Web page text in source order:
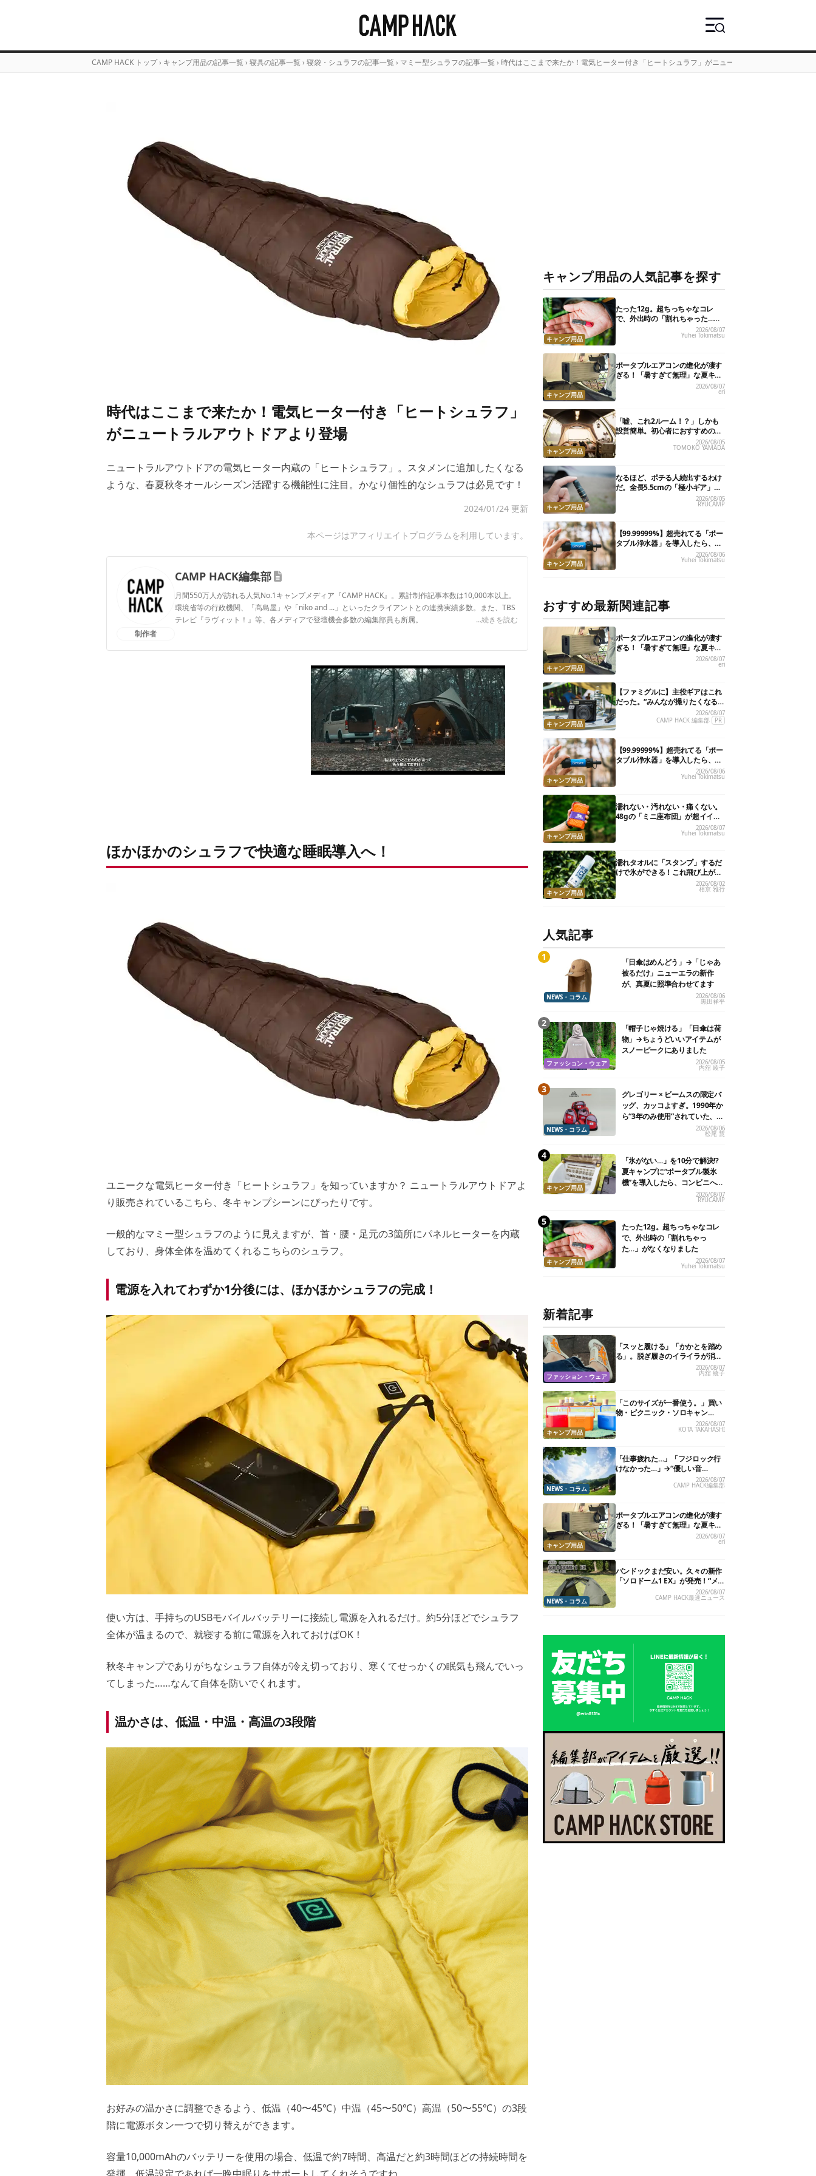
CAMP HACK トップ › キャンプ用品の記事一覧 › 寝具の記事一覧 › 寝袋・シュラフの記事一覧 › マミー型シュラフの記事一覧 › 時代はここまで来たか！電気ヒーター付き「ヒートシュラフ」がニュートラルアウトドアより登
時代はここまで来たか！電気ヒーター付き「ヒートシュラフ」
がニュートラルアウトドアより登場
ニュートラルアウトドアの電気ヒーター内蔵の「ヒートシュラフ」。スタメンに追加したくなる
ような、春夏秋冬オールシーズン活躍する機能性に注目。かなり個性的なシュラフは必見です！
2024/01/24 更新
本ページはアフィリエイトプログラムを利用しています。
制作者
CAMP HACK編集部
月間550万人が訪れる人気No.1キャンプメディア『CAMP HACK』。累計制作記事本数は10,000本以上。
環境省等の行政機関、「髙島屋」や「niko and ...」といったクライアントとの連携実績多数。また、TBS
テレビ『ラヴィット！』等、各メディアで登壇機会多数の編集部員も所属。
...続きを読む
ほかほかのシュラフで快適な睡眠導入へ！
ユニークな電気ヒーター付き「ヒートシュラフ」を知っていますか？ ニュートラルアウトドアよ
り販売されているこちら、冬キャンプシーンにぴったりです。
一般的なマミー型シュラフのように見えますが、首・腰・足元の3箇所にパネルヒーターを内蔵
しており、身体全体を温めてくれるこちらのシュラフ。
電源を入れてわずか1分後には、ほかほかシュラフの完成！
使い方は、手持ちのUSBモバイルバッテリーに接続し電源を入れるだけ。約5分ほどでシュラフ
全体が温まるので、就寝する前に電源を入れておけばOK！
秋冬キャンプでありがちなシュラフ自体が冷え切っており、寒くてせっかくの眠気も飛んでいっ
てしまった……なんて自体を防いでくれます。
温かさは、低温・中温・高温の3段階
お好みの温かさに調整できるよう、低温（40〜45℃）中温（45〜50℃）高温（50〜55℃）の3段
階に電源ボタン一つで切り替えができます。
容量10,000mAhのバッテリーを使用の場合、低温で約7時間、高温だと約3時間ほどの持続時間を
キャンプ用品の人気記事を探す
キャンプ用品
たった12g。超ちっちゃなコレ
で、外出時の「割れちゃった…」
2026/08/07
Yuhei Tokimatsu
キャンプ用品
ポータブルエアコンの進化が凄す
ぎる！「暑すぎて無理」な夏キャ
ンプを激変させる最新5選2026/08/07
eri
キャンプ用品
「嘘、これ2ルーム！？」しかも
設営簡単。初心者におすすめの最
新“おしゃれ広々テント”7選2026/08/05
TOMOKO YAMADA
キャンプ用品
なるほど、ポチる人続出するわけ
だ。全長5.5cmの「極小ギア」を
使って分かったほんとの魅力2026/08/05
RYUCAMP
キャンプ用品
【99.99999%】超売れてる「ポー
タブル浄水器」を導入したら、防
災が明確に自分ごと化した2026/08/06
Yuhei Tokimatsu
おすすめ最新関連記事
キャンプ用品
ポータブルエアコンの進化が凄す
ぎる！「暑すぎて無理」な夏キャ
ンプを激変させる最新5選2026/08/07
eri
キャンプ用品
【ファミグルに】主役ギアはこれ
だった。“みんなが撮りたくなる
カメラ”が楽しすぎる！
2026/08/07
CAMP HACK 編集部
PR
キャンプ用品
【99.99999%】超売れてる「ポー
タブル浄水器」を導入したら、防
災が明確に自分ごと化した2026/08/06
Yuhei Tokimatsu
キャンプ用品
濡れない・汚れない・痛くない。
48gの「ミニ座布団」が超イイ具
合
2026/08/07
Yuhei Tokimatsu
キャンプ用品
濡れタオルに「スタンプ」するだ
けで氷ができる！これ飛び上がる
くらい涼しくて最高だった2026/08/02
相京 雅行
人気記事
NEWS・コラム
「日傘はめんどう」→「じゃあ
被るだけ」ニューエラの新作
が、真夏に照準合わせてます
2026/08/06
黒田祥平
ファッション・ウェア
「帽子じゃ焼ける」「日傘は荷
物」→ちょうどいいアイテムが
スノーピークにありました
2026/08/05
内舘 綾子
NEWS・コラム
グレゴリー × ビームスの限定バ
ッグ、カッコよすぎ。1990年か
ら“3年のみ使用”されていた、紫
2026/08/06
松尾 慧
キャンプ用品
「氷がない…」を10分で解決!?
夏キャンプに“ポータブル製氷
機”を導入したら、コンビニへ走
2026/08/07
RYUCAMP
キャンプ用品
たった12g。超ちっちゃなコレ
で、外出時の「割れちゃっ
た…」がなくなりました
2026/08/07
Yuhei Tokimatsu
新着記事
ファッション・ウェア
「スッと履ける」「かかとを踏め
る」。脱ぎ履きのイライラが消え
る快適“スニーカーサンダル”6選
2026/08/07
内舘 綾子
キャンプ用品
「このサイズが一番使う。」買い
物・ピクニック・ソロキャン
に“ちょうどいい”小型クーラーボ
ックス13選
2026/08/07
KOTA TAKAHASHI
NEWS・コラム
「仕事疲れた…」「フジロック行
けなかった…」→“優しい音
楽”と“大きな自然”で治癒。まだ間
に合います。
2026/08/07
CAMP HACK編集部
キャンプ用品
ポータブルエアコンの進化が凄す
ぎる！「暑すぎて無理」な夏キャ
ンプを激変させる最新5選2026/08/07
eri
NEWS・コラム
バンドックまだ安い。久々の新作
「ソロドーム1 EX」が発売！“メ
ッシュインナー”だけでも使える
よ【防災も◎】
2026/08/07
CAMP HACK最速ニュース